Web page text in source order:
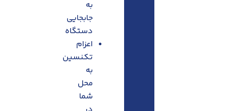
به
جابجایی
دستگاه
اعزام
تکنسین
به
محل
شما